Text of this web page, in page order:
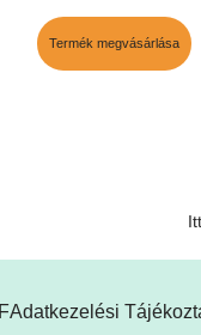
Termék megvásárlása
Adatkezelési